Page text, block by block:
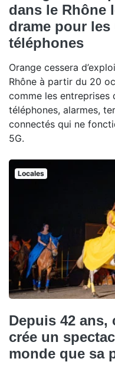
dans le Rhône
drame pour
téléphones
Orange cessera
Rhône à partir du 20
comme les entreprises
téléphones, alarmes,
connectés qui ne
5G.
Locales
Depuis 42 ans,
crée un
monde que sa